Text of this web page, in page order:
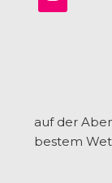
auf der
bestem